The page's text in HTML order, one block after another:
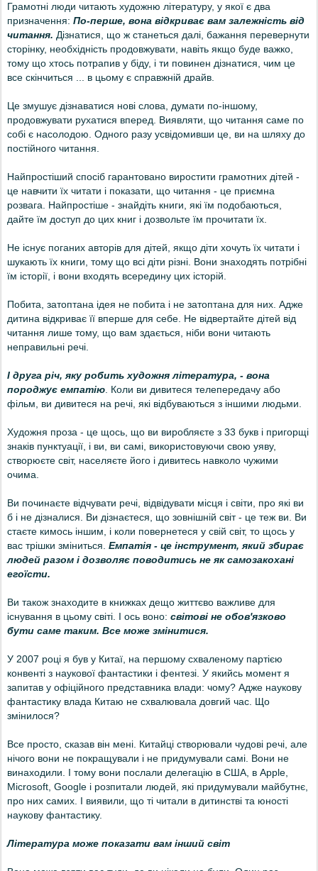
Грамотні люди читають художню літературу, у якої є два
призначення: По-перше, вона відкриває вам залежність від
читання. Дізнатися, що ж станеться далі, бажання перевернути
сторінку, необхідність продовжувати, навіть якщо буде важко,
тому що хтось потрапив у біду, і ти повинен дізнатися, чим це
все скінчиться ... в цьому є справжній драйв.
Це змушує дізнаватися нові слова, думати по-іншому,
продовжувати рухатися вперед. Виявляти, що читання саме по
собі є насолодою. Одного разу усвідомивши це, ви на шляху до
постійного читання.
Найпростіший спосіб гарантовано виростити грамотних дітей -
це навчити їх читати і показати, що читання - це приємна
розвага. Найпростіше - знайдіть книги, які їм подобаються,
дайте їм доступ до цих книг і дозвольте їм прочитати їх.
Не існує поганих авторів для дітей, якщо діти хочуть їх читати і
шукають їх книги, тому що всі діти різні. Вони знаходять потрібні
їм історії, і вони входять всередину цих історій.
Побита, затоптана ідея не побита і не затоптана для них. Адже
дитина відкриває її вперше для себе. Не відвертайте дітей від
читання лише тому, що вам здається, ніби вони читають
неправильні речі.
І друга річ, яку робить художня література, - вона
породжує емпатію . Коли ви дивитеся телепередачу або
фільм, ви дивитеся на речі, які відбуваються з іншими людьми.
Художня проза - це щось, що ви виробляєте з 33 букв і пригорщі
знаків пунктуації, і ви, ви самі, використовуючи свою уяву,
створюєте світ, населяєте його і дивитесь навколо чужими
очима.
Ви починаєте відчувати речі, відвідувати місця і світи, про які ви
б і не дізналися. Ви дізнаєтеся, що зовнішній світ - це теж ви. Ви
стаєте кимось іншим, і коли повернетеся у свій світ, то щось у
вас трішки зміниться. Емпатія - це інструмент, який збирає
людей разом і дозволяє поводитись не як самозакохані
егоїсти.
Ви також знаходите в книжках дещо життєво важливе для
існування в цьому світі. І ось воно: світові не обов'язково
бути саме таким. Все може змінитися.
У 2007 році я був у Китаї, на першому схваленому партією
конвенті з наукової фантастики і фентезі. У якийсь момент я
запитав у офіційного представника влади: чому? Адже наукову
фантастику влада Китаю не схвалювала довгий час. Що
змінилося?
Все просто, сказав він мені. Китайці створювали чудові речі, але
нічого вони не покращували і не придумували самі. Вони не
винаходили. І тому вони послали делегацію в США, в Apple,
Microsoft, Google і розпитали людей, які придумували майбутнє,
про них самих. І виявили, що ті читали в дитинстві та юності
наукову фантастику.
Література може показати вам інший світ